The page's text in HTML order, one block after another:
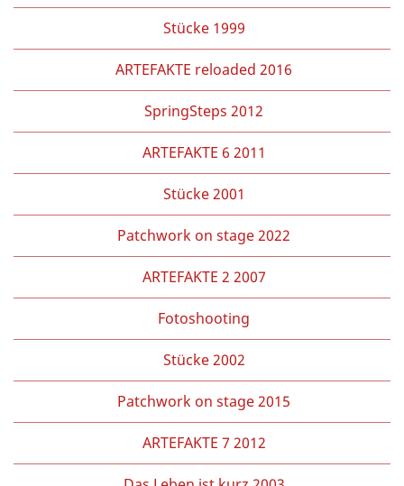
Stücke 1999
ARTEFAKTE reloaded 2016
SpringSteps 2012
ARTEFAKTE 6 2011
Stücke 2001
Patchwork on stage 2022
ARTEFAKTE 2 2007
Fotoshooting
Stücke 2002
Patchwork on stage 2015
ARTEFAKTE 7 2012